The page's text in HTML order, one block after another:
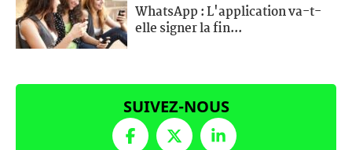
WhatsApp : L'application va-t-
elle signer la fin...
SUIVEZ-NOUS